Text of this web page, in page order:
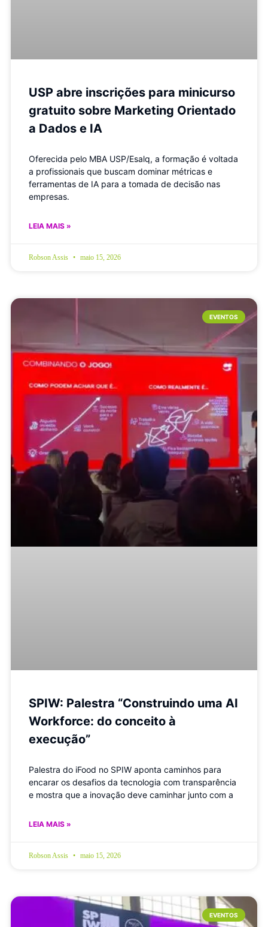
USP abre inscrições para minicurso
gratuito sobre Marketing Orientado
a Dados e IA
Oferecida pelo MBA USP/Esalq, a formação é voltada
a profissionais que buscam dominar métricas e
ferramentas de IA para a tomada de decisão nas
empresas.
LEIA MAIS »
Robson Assis maio 15, 2026
EVENTOS
SPIW: Palestra “Construindo uma AI
Workforce: do conceito à
execução”
Palestra do iFood no SPIW aponta caminhos para
encarar os desafios da tecnologia com transparência
e mostra que a inovação deve caminhar junto com a
LEIA MAIS »
Robson Assis maio 15, 2026
EVENTOS